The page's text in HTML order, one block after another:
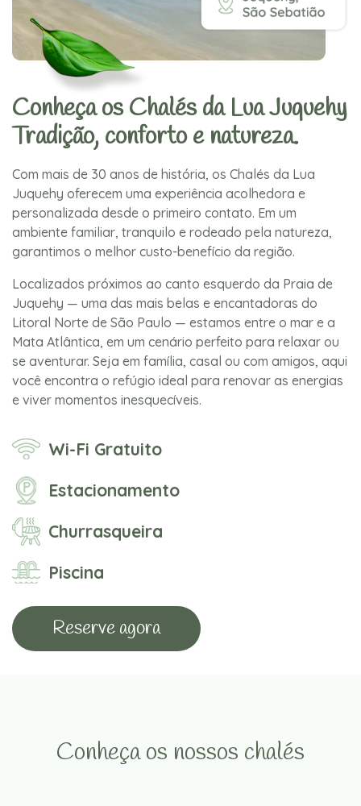
Conheça os Chalés da Lua Juquehy
Tradição, conforto e natureza.
Com mais de 30 anos de história, os Chalés da Lua
Juquehy oferecem uma experiência acolhedora e
personalizada desde o primeiro contato. Em um
ambiente familiar, tranquilo e rodeado pela natureza,
garantimos o melhor custo-benefício da região.
Localizados próximos ao canto esquerdo da Praia de
Juquehy — uma das mais belas e encantadoras do
Litoral Norte de São Paulo — estamos entre o mar e a
Mata Atlântica, em um cenário perfeito para relaxar ou
se aventurar. Seja em família, casal ou com amigos, aqui
você encontra o refúgio ideal para renovar as energias
e viver momentos inesquecíveis.
Wi-Fi Gratuito
Estacionamento
Churrasqueira
Piscina
Reserve agora
Conheça os nossos chalés